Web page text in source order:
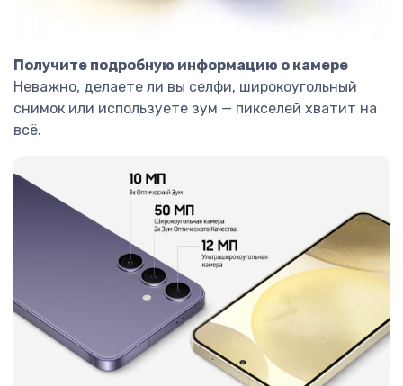
Получите подробную информацию о камере
Неважно, делаете ли вы селфи, широкоугольный
снимок или используете зум — пикселей хватит на
всё.